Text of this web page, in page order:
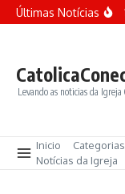
Ir para o conteúdo
Últimas Notícias
Terça-feira da
Levando as noticias da Igreja
Inicio Categorias
Notícias da Igreja